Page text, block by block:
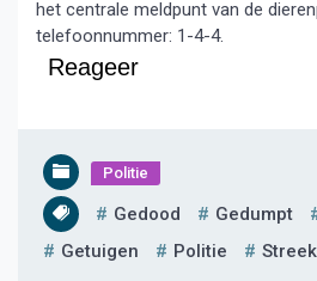
het centrale meldpunt van de
telefoonnummer: 1-4-4.
Reageer
Politie
Gedood Gedumpt
Getuigen
Politie